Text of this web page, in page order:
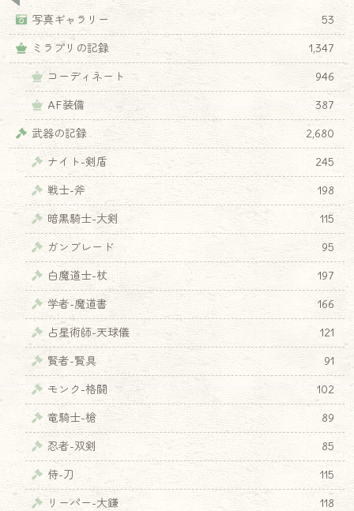
写真ギャラリー
53
ミラプリの記録
1,347
コーディネート
946
AF装備
387
武器の記録
2,680
ナイト-剣盾
245
戦士-斧
198
暗黒騎士-大剣
115
ガンブレード
95
白魔道士-杖
197
学者-魔道書
166
占星術師-天球儀
121
賢者-賢具
91
モンク-格闘
102
竜騎士-槍
89
忍者-双剣
85
侍-刀
115
リーパー-大鎌
118